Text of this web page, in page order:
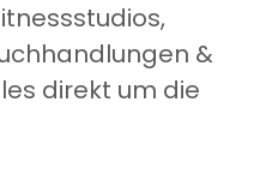
&
direkt um die